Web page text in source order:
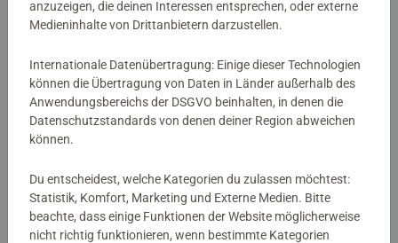
Aufstieg der Flutgestalten -
Mulan
Zubehör
Aufstieg der Flutgestalten - Sisu
Zubehör
anzuzeigen, die deinen Interessen entsprechen, oder externe
Medieninhalte von Drittanbietern darzustellen.
Internationale Datenübertragung: Einige dieser Technologien
können die Übertragung von Daten in Länder außerhalb des
Anwendungsbereichs der DSGVO beinhalten, in denen die
Datenschutzstandards von denen deiner Region abweichen
können.
Du entscheidest, welche Kategorien du zulassen möchtest:
Statistik, Komfort, Marketing und Externe Medien. Bitte
beachte, dass einige Funktionen der Website möglicherweise
nicht richtig funktionieren, wenn bestimmte Kategorien